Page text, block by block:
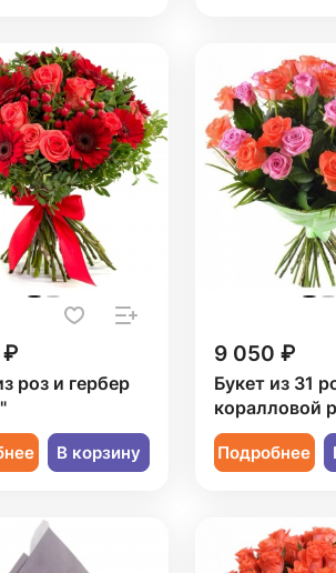
роз и гербер
В корзину
9 050 ₽
Букет из 31
коралловой
Подробнее